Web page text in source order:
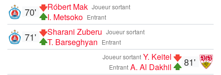
Joueur sortant
Róbert Mak
Entrant
I. Metsoko
70'
Joueur sortant
Sharani Zuberu
Entrant
T. Barseghyan
71'
81'
Joueur sortant Y. Keitel
Entrant A. Al Dakhil